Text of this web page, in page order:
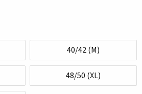
40/42 (M)
48/50 (XL)